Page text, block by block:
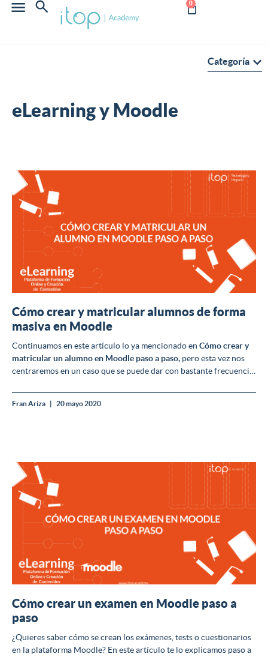
0
Categoría
eLearning y Moodle
Cómo crear y matricular alumnos de forma
masiva en Moodle
Continuamos en este artículo lo ya mencionado en Cómo crear y
matricular un alumno en Moodle paso a paso, pero esta vez nos
centraremos en un caso que se puede dar con bastante frecuencia
número de alumnosque tenemos que matricular en un curso.
Fran Ariza 20 mayo 2020
Cómo crear un examen en Moodle paso a
paso
¿Quieres saber cómo se crean los exámenes, tests o cuestionarios
en la plataforma Moodle? En este artículo te lo explicamos paso a